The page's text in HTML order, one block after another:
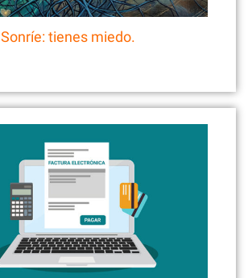
Sonríe: tienes miedo.